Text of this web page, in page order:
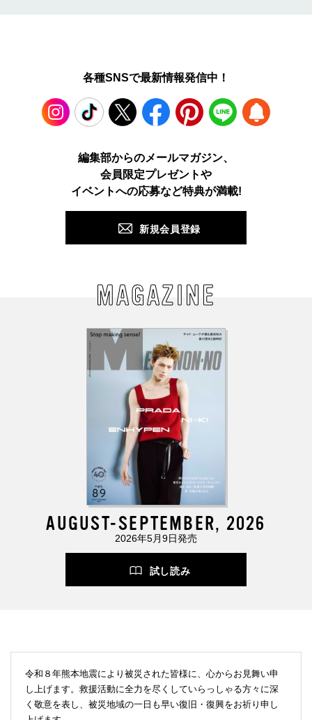
各種SNSで最新情報発信中！
TikTok Facebook Pinterest LINE
編集部からのメールマガジン、
会員限定プレゼントや
イベントへの応募など特典が満載!
新規会員登録
MAGAZINE
AUGUST-SEPTEMBER, 2026
2026年5月9日発売
試し読み
令和８年熊本地震により被災された皆様に、心からお見舞い申
し上げます。救援活動に全力を尽くしていらっしゃる方々に深
く敬意を表し、被災地域の一日も早い復旧・復興をお祈り申し